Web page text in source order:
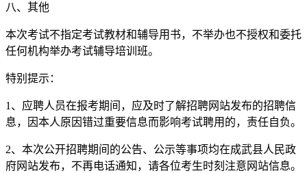
八、其他
本次考试不指定考试教材和辅导用书，不举办也不授权和委托
任何机构举办考试辅导培训班。
特别提示：
1、应聘人员在报考期间，应及时了解招聘网站发布的招聘信
息，因本人原因错过重要信息而影响考试聘用的，责任自负。
2、本次公开招聘期间的公告、公示等事项均在成武县人民政
府网站发布，不再电话通知，请各位考生时刻注意网站信息。